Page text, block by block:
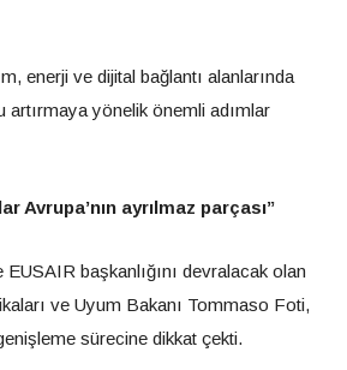
enerji ve dijital bağlantı alanlarında
artırmaya yönelik önemli adımlar
Avrupa’nın ayrılmaz parçası”
başkanlığını devralacak olan
ve Uyum Bakanı Tommaso Foti,
sürecine dikkat çekti.